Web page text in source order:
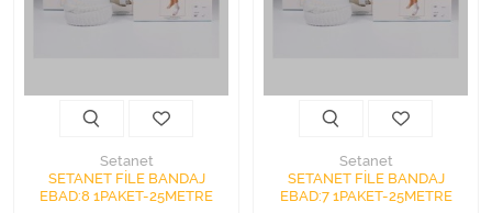
Kişisel Bakım ve Sağlık
Ortopedi Ürünleri
Ortopedi Ürünleri
Setanet
SETANET FİLE BANDAJ
EBAD:8 1PAKET-25METRE
Setanet
SETANET FİLE BANDAJ
EBAD:7 1PAKET-25METRE